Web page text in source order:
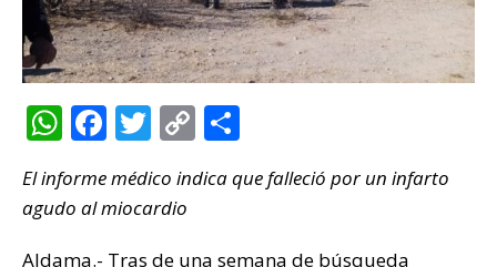
W
at
s
F
c
e
T
it
te
C
p m
El informe médico indica que falleció por un infarto
agudo al miocardio
Aldama.- Tras de una semana de búsqueda